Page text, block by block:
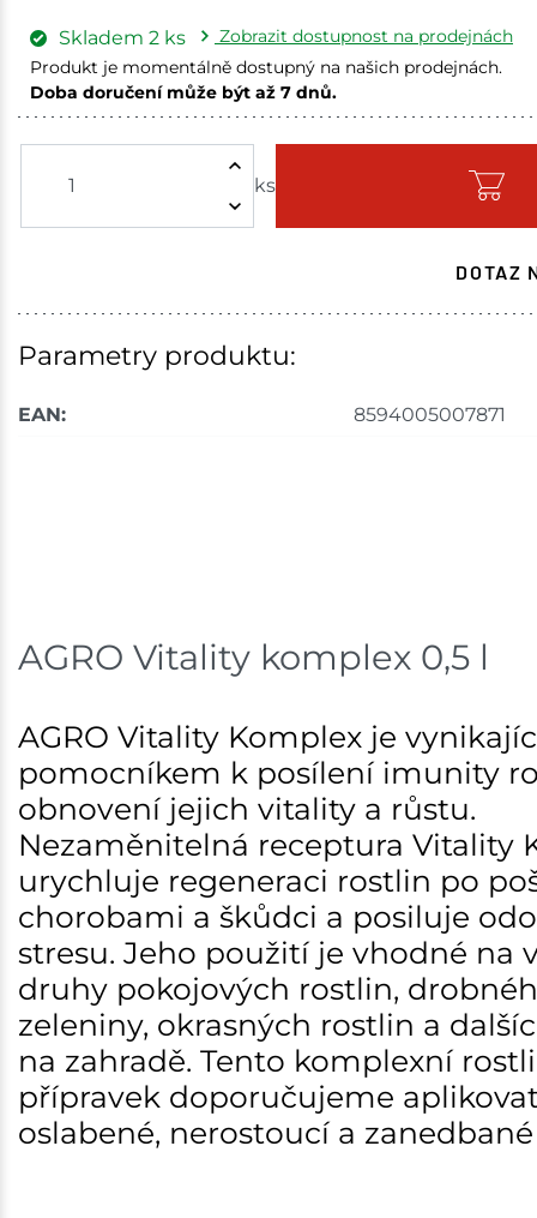
ks
Skladem 2 ks
Zobrazit dostupnost na prodejnách
Produkt je momentálně dostupný na našich prodejnách.
Doba doručení může být až 7 dnů.
Skladem na prodejně - doručení do 7 dnů
Ceny na prodejnách se mohou lišit od cen na e-shopu.
DOTAZ
Parametry produktu:
EAN: 8594005007871
AGRO Vitality komplex 0,5 l
AGRO Vitality Komplex je
pomocníkem k posílení imunity
obnovení jejich vitality a růstu.
Nezaměnitelná receptura Vitality
urychluje regeneraci rostlin po
chorobami a škůdci a posiluje
stresu. Jeho použití je vhodné na
druhy pokojových rostlin,
zeleniny, okrasných rostlin a
na zahradě. Tento komplexní
přípravek doporučujeme
oslabené, nerostoucí a